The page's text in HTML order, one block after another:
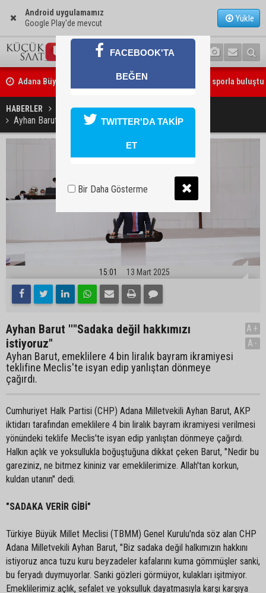
Android uygulamamız
Google Play'de mevcut
Yükle
Adana Büyükşehir Yaz Spor Okulları’nda 30 bin çocuk sporla buluştu
Beşiktaş dosyasında iki tahliye: Özcan Zenger ve Utku Caner
bırakıldı
HABERLER SİYASET
Ayhan Barut ''"Sadaka değil hakkımızı istiyoruz"
15:01 13 Mart 2025
Ayhan Barut ''"Sadaka değil hakkımızı
istiyoruz"
Ayhan Barut, emeklilere 4 bin liralık bayram ikramiyesi
teklifine Meclis'te isyan edip yanlıştan dönmeye
çağırdı.
A+
A-
Cumhuriyet Halk Partisi (CHP) Adana Milletvekili Ayhan Barut, AKP
iktidarı tarafından emeklilere 4 bin liralık bayram ikramiyesi verilmesi
yönündeki teklife Meclis'te isyan edip yanlıştan dönmeye çağırdı.
Halkın açlık ve yoksullukla boğuştuğuna dikkat çeken Barut, "Nedir bu
gareziniz, ne bitmez kininiz var emeklilerimize. Allah'tan korkun,
kuldan utanın" dedi.
"SADAKA VERİR GİBİ"
Türkiye Büyük Millet Meclisi (TBMM) Genel Kurulu'nda söz alan CHP
Adana Milletvekili Ayhan Barut, "Biz sadaka değil halkımızın hakkını
istiyoruz anca tuzu kuru beyzadeler kafalarını kuma gömmüşler sanki,
bu feryadı duymuyorlar. Sanki gözleri görmüyor, kulakları işitmiyor.
Emeklilerimiz açlık, sefalet ve yoksulluk dayatmasıyla karşı karşıya
FACEBOOK'TA
BEĞEN
TWITTER'DA TAKİP
ET
Bir Daha Gösterme